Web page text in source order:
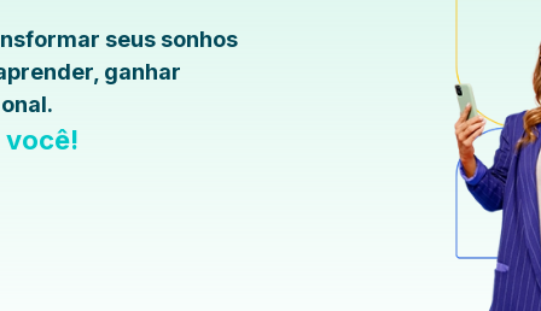
seus sonhos
ganhar
você!